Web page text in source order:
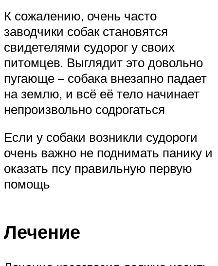
К сожалению, очень часто
заводчики собак становятся
свидетелями судорог у своих
питомцев. Выглядит это довольно
пугающе – собака внезапно падает
на землю, и всё её тело начинает
непроизвольно содрогаться
Если у собаки возникли судороги
очень важно не поднимать панику и
оказать псу правильную первую
помощь
Лечение